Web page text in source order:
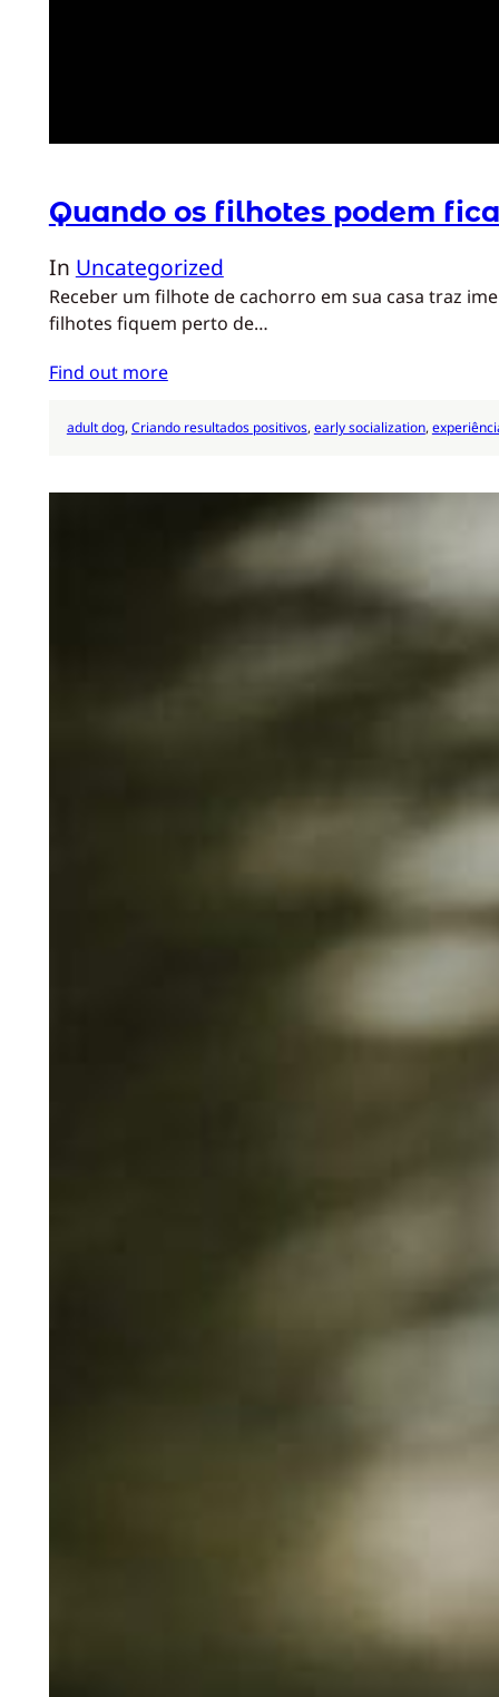
Quando os filhotes podem
In Uncategorized
Receber um filhote de cachorro em sua casa traz
filhotes fiquem perto de…
Find out more
adult dog, Criando resultados positivos, early socialization,